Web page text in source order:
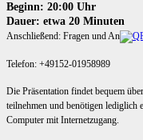
Beginn: 20:00 Uhr
Dauer: etwa 20 Minuten
Anschließend: Fragen und An
Telefon: +49152-01958989
Die Präsentation findet bequem
teilnehmen und benötigen lediglich
Computer mit Internetzugang.